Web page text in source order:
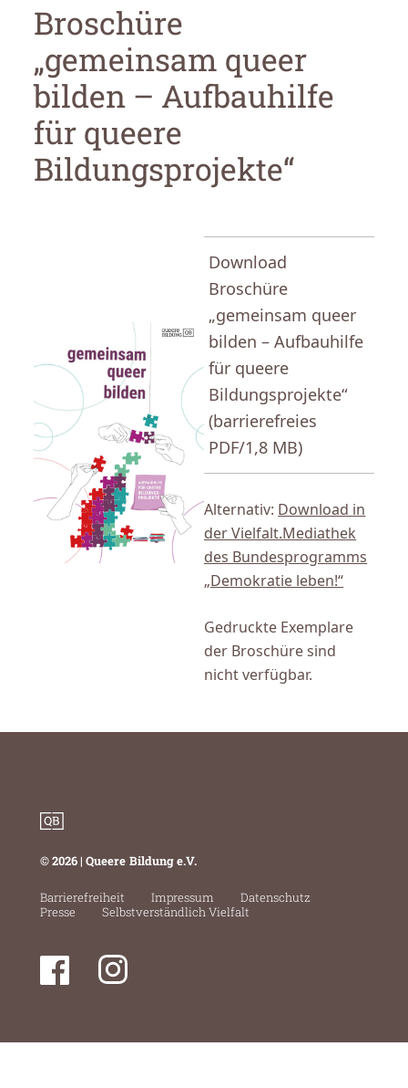
Broschüre
„gemeinsam queer
bilden – Aufbauhilfe
für queere
Bildungsprojekte“
Download
Broschüre
„gemeinsam queer
bilden – Aufbauhilfe
für queere
Bildungsprojekte“
(barrierefreies
PDF/1,8 MB)
Alternativ: Download in
der Vielfalt.Mediathek
des Bundesprogramms
„Demokratie leben!“
Gedruckte Exemplare
der Broschüre sind
nicht verfügbar.
© 2026 | Queere Bildung e.V.
Barrierefreiheit Impressum
Datenschutz
Presse
Selbstverständlich Vielfalt